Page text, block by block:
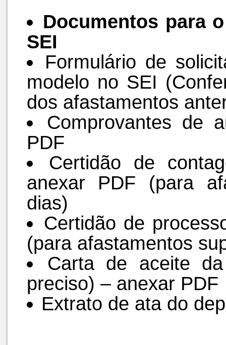
Documentos para
SEI
Formulário de
modelo no SEI
dos afastamentos
Comprovantes de
PDF
Certidão de
anexar PDF (para
dias)
Certidão de
(para afastamentos
Carta de aceite
preciso) – anexar PDF
Extrato de ata do